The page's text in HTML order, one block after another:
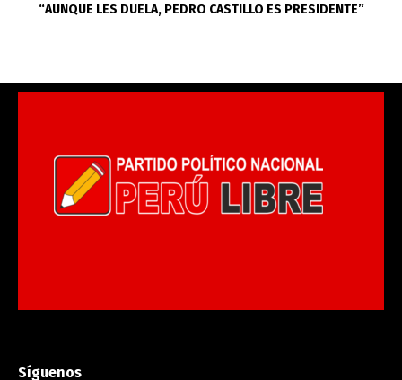
“AUNQUE LES DUELA, PEDRO CASTILLO ES PRESIDENTE”
Síguenos